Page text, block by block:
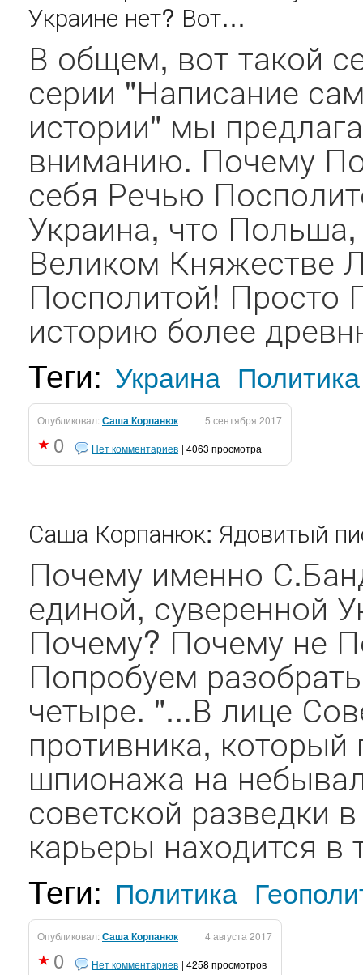
Украине нет? Вот…
В общем, вот такой
серии "Написание
истории" мы
вниманию. Почему
себя Речью
Украина, что
Великом Княжестве
Посполитой! Просто
историю более
Теги: Украина Политика
Опубликовал:Саша Корпанюк 5 сентября 2017
0 Нет комментариев | 4063 просмотра
Саша Корпанюк: Ядовитый
Почему именно
единой, суверенной
Почему? Почему не
Попробуем
четыре. "...В лице
противника, который
шпионажа на
советской разведки
карьеры находится в
Теги: Политика
Опубликовал:Саша Корпанюк 4 августа 2017
0 Нет комментариев | 4258 просмотров